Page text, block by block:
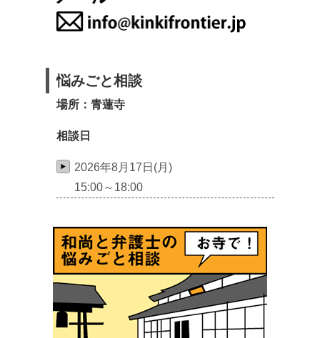
悩みごと相談
場所：青蓮寺
相談日
2026年8月17日(月)
15:00～18:00